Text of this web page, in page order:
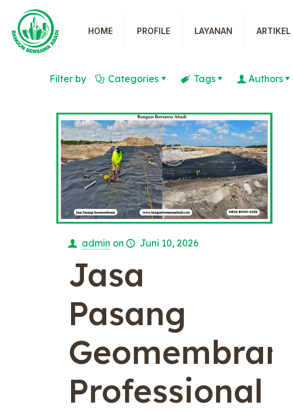
HOME PROFILE LAYANAN ARTIKEL
Filter by Categories Tags Authors
admin on Juni 10, 2026
Jasa
Pasang
Geomembrane
Professional